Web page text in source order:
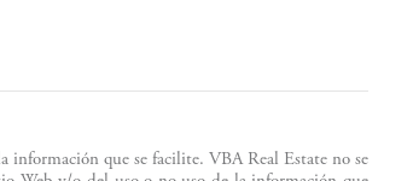
información que se facilite. VBA Real Estate no se